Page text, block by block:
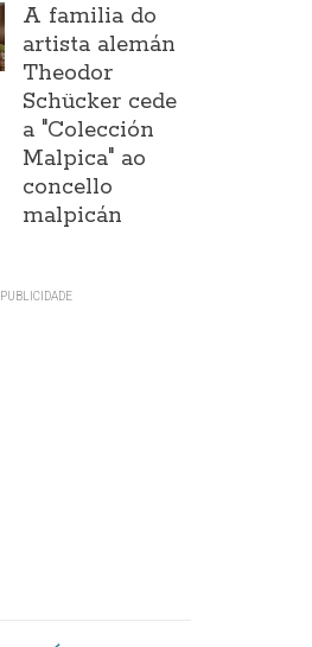
A familia do
artista alemán
Theodor
Schücker cede
a "Colección
Malpica" ao
concello
malpicán